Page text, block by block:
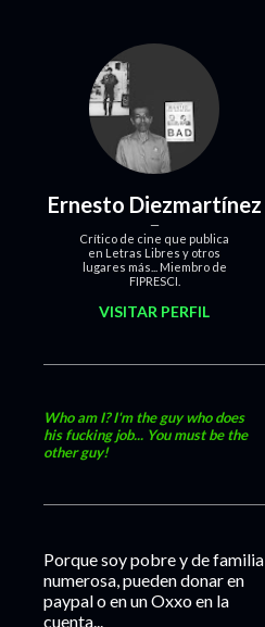
Ernesto Diezmartínez
Crítico de cine que publica
en Letras Libres y otros
lugares más... Miembro de
FIPRESCI.
VISITAR PERFIL
Who am I? I'm the guy who does
his fucking job... You must be the
other guy!
Porque soy pobre y de familia
numerosa, pueden donar en
paypal o en un Oxxo en la
cuenta...